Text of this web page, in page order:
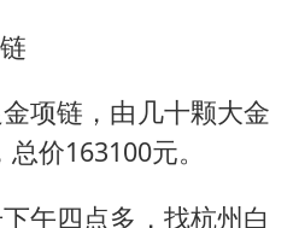
项链，由几十颗大金
价163100元。
午四点多，找杭州白